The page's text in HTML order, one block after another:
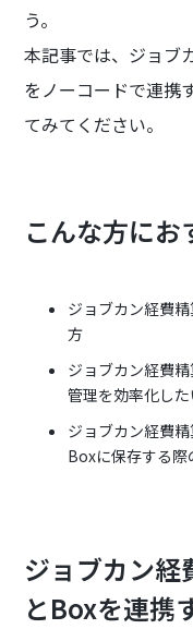
う。
本記事では、ジョブ
をノーコードで連携
てみてください。
こんな方にお
ジョブカン経費
方
ジョブカン経費
管理を効率化し
ジョブカン経費
Boxに保存する
ジョブカン経
とBoxを連携